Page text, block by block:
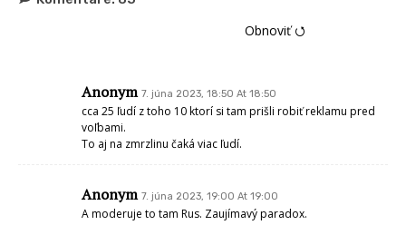
Obnoviť ⭯
Anonym 7. júna 2023, 18:50 At 18:50
cca 25 ľudí z toho 10 ktorí si tam prišli robiť reklamu pred
voľbami.
To aj na zmrzlinu čaká viac ľudí.
Anonym 7. júna 2023, 19:00 At 19:00
A moderuje to tam Rus. Zaujímavý paradox.